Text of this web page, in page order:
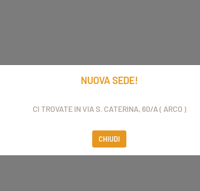
NUOVA SEDE!
CI TROVATE IN VIA S. CATERINA, 60/A ( ARCO )
CHIUDI